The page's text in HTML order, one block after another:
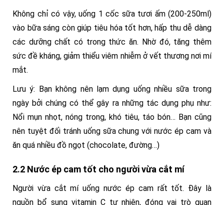
Không chỉ có vậy, uống 1 cốc sữa tươi ấm (200-250ml)
vào bữa sáng còn giúp tiêu hóa tốt hơn, hấp thu dễ dàng
các dưỡng chất có trong thức ăn. Nhờ đó, tăng thêm
sức đề kháng, giảm thiểu viêm nhiễm ở vết thương nơi mí
mắt.
Lưu ý: Bạn không nên lạm dụng uống nhiều sữa trong
ngày bởi chúng có thể gây ra những tác dụng phụ như:
Nổi mụn nhọt, nóng trong, khó tiêu, táo bón… Bạn cũng
nên tuyệt đối tránh uống sữa chung với nước ép cam và
ăn quá nhiều đồ ngọt (chocolate, đường…)
2.2 Nước ép cam tốt cho người vừa cắt mí
Người vừa cắt mí uống nước ép cam rất tốt. Đây là
nguồn bổ sung vitamin C tự nhiên, đóng vai trò quan